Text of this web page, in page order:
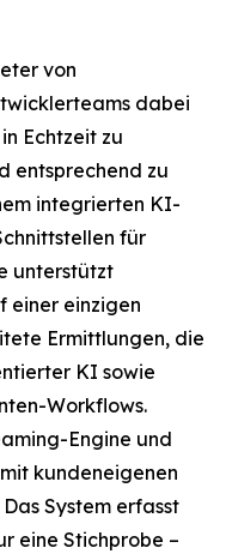
von
dabei
Echtzeit zu
entsprechend zu
integrierten KI-
für
unterstützt
einer einzigen
Ermittlungen, die
KI sowie
Workflows.
Engine und
kundeneigenen
System erfasst
eine Stichprobe –